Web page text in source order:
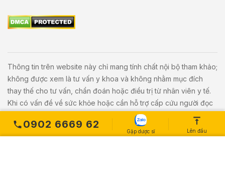
0902 6669 62
Gặp dược sĩ Lên đầu
Thông tin trên website này chỉ mang tính chất nội bộ tham khảo;
không được xem là tư vấn y khoa và không nhằm mục đích
thay thế cho tư vấn, chẩn đoán hoặc điều trị từ nhân viên y tế.
Khi có vấn đề về sức khỏe hoặc cần hỗ trợ cấp cứu người đọc
cần liên hệ bác sĩ và cơ sở y tế gần nhất.
Copyright © 2020Vivita.vnAll Rights Reserved. Powered byL